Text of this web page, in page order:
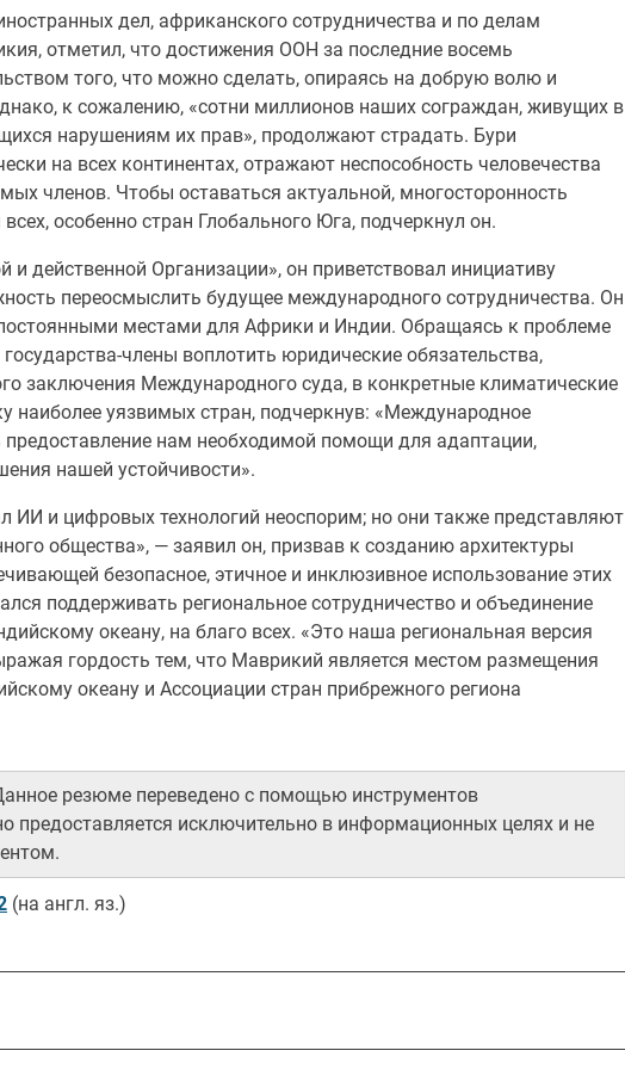
дел, африканского сотрудничества и по делам
отметил, что достижения ООН за последние восемь
того, что можно сделать, опираясь на добрую волю и
к сожалению, «сотни миллионов наших сограждан, живущих в
нарушениям их прав», продолжают страдать. Бури
на всех континентах, отражают неспособность человечества
членов. Чтобы оставаться актуальной, многосторонность
особенно стран Глобального Юга, подчеркнул он.
действенной Организации», он приветствовал инициативу
переосмыслить будущее международного сотрудничества. Он
местами для Африки и Индии. Обращаясь к проблеме
члены воплотить юридические обязательства,
заключения Международного суда, в конкретные климатические
наиболее уязвимых стран, подчеркнув: «Международное
нам необходимой помощи для адаптации,
нашей устойчивости».
ИИ и цифровых технологий неоспорим; но они также представляют
общества», — заявил он, призвав к созданию архитектуры
безопасное, этичное и инклюзивное использование этих
поддерживать региональное сотрудничество и объединение
океану, на благо всех. «Это наша региональная версия
гордость тем, что Маврикий является местом размещения
океану и Ассоциации стран прибрежного региона
резюме переведено с помощью инструментов
предоставляется исключительно в информационных целях и не
(на англ. яз.)